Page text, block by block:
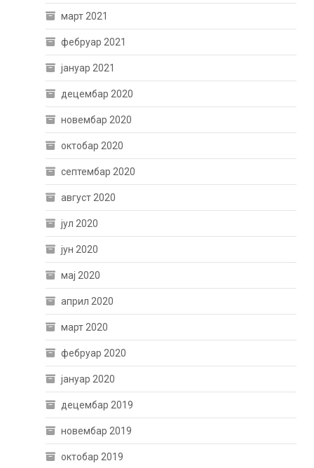
март 2021
фебруар 2021
јануар 2021
децембар 2020
новембар 2020
октобар 2020
септембар 2020
август 2020
јул 2020
јун 2020
мај 2020
април 2020
март 2020
фебруар 2020
јануар 2020
децембар 2019
новембар 2019
октобар 2019